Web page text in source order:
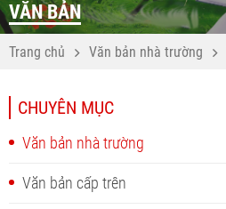
VĂN BẢN
Trang chủ Văn bản nhà trường
CHUYÊN MỤC
Văn bản nhà trường
Văn bản cấp trên